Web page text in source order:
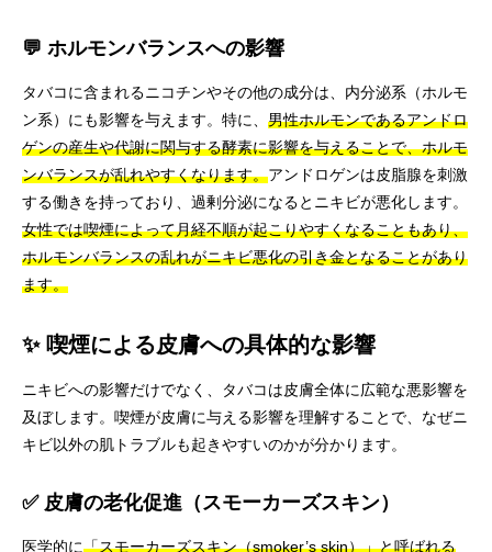
💬 ホルモンバランスへの影響
タバコに含まれるニコチンやその他の成分は、内分泌系（ホルモ
ン系）にも影響を与えます。特に、 男性ホルモンであるアンドロ
ゲンの産生や代謝に関与する酵素に影響を与えることで、ホルモ
ンバランスが乱れやすくなります。アンドロゲンは皮脂腺を刺激
する働きを持っており、過剰分泌になるとニキビが悪化します。
女性では喫煙によって月経不順が起こりやすくなることもあり、
ホルモンバランスの乱れがニキビ悪化の引き金となることがあり
ます。
✨ 喫煙による皮膚への具体的な影響
ニキビへの影響だけでなく、タバコは皮膚全体に広範な悪影響を
及ぼします。喫煙が皮膚に与える影響を理解することで、なぜニ
キビ以外の肌トラブルも起きやすいのかが分かります。
✅ 皮膚の老化促進（スモーカーズスキン）
医学的に「スモーカーズスキン（smoker’s skin）」と呼ばれる